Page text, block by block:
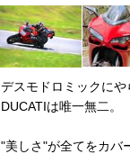
デスモドロミックにや
DUCATIは唯一無二。
"美しさ"が全てをカバ